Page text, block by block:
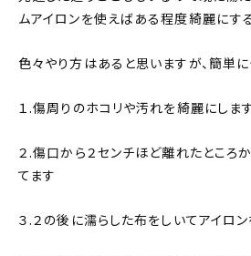
ムアイロンを使えばある程度綺麗にす
色々やり方はあると思いますが、簡単に
１.傷周りのホコリや汚れを綺麗にしま
２.傷口から２センチほど離れたところ
てます
３.２の後に濡らした布をしいてアイロ